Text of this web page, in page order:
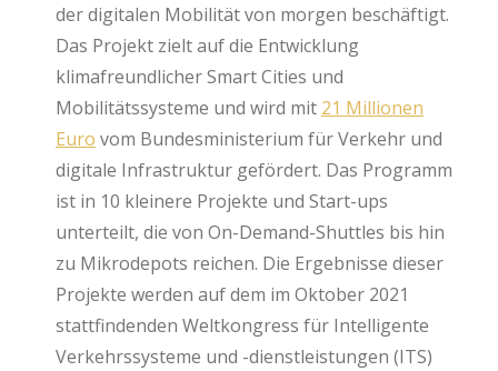
der digitalen Mobilität von morgen beschäftigt.
Das Projekt zielt auf die Entwicklung
klimafreundlicher Smart Cities und
Mobilitätssysteme und wird mit 21 Millionen
Euro vom Bundesministerium für Verkehr und
digitale Infrastruktur gefördert. Das Programm
ist in 10 kleinere Projekte und Start-ups
unterteilt, die von On-Demand-Shuttles bis hin
zu Mikrodepots reichen. Die Ergebnisse dieser
Projekte werden auf dem im Oktober 2021
stattfindenden Weltkongress für Intelligente
Verkehrssysteme und -dienstleistungen (ITS)